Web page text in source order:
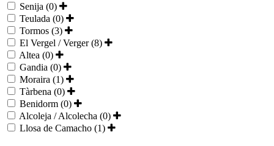
Senija (0)
Teulada (0)
Tormos (3)
El Vergel / Verger (8)
Altea (0)
Gandia (0)
Moraira (1)
Tàrbena (0)
Benidorm (0)
Alcoleja / Alcolecha (0)
Llosa de Camacho (1)